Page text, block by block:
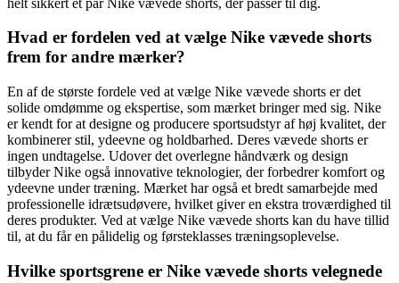
Hvad er fordelen ved at vælge Nike vævede shorts
frem for andre mærker?
En af de største fordele ved at vælge Nike vævede shorts er det
solide omdømme og ekspertise, som mærket bringer med sig. Nike
er kendt for at designe og producere sportsudstyr af høj kvalitet, der
kombinerer stil, ydeevne og holdbarhed. Deres vævede shorts er
ingen undtagelse. Udover det overlegne håndværk og design
tilbyder Nike også innovative teknologier, der forbedrer komfort og
ydeevne under træning. Mærket har også et bredt samarbejde med
professionelle idrætsudøvere, hvilket giver en ekstra troværdighed til
deres produkter. Ved at vælge Nike vævede shorts kan du have tillid
til, at du får en pålidelig og førsteklasses træningsoplevelse.
Hvilke sportsgrene er Nike vævede shorts velegnede